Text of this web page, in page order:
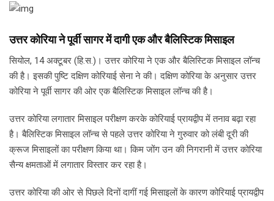
उत्तर कोरिया ने पूर्वी सागर में दागी एक और बैलिस्टिक मिसाइल
सियोल, 14 अक्टूबर (हि.स.)। उत्तर कोरिया ने एक और बैलिस्टिक मिसाइल लॉन्च
की है। इसकी पुष्टि दक्षिण कोरियाई सेना ने की। दक्षिण कोरिया के अनुसार उत्तर
कोरिया ने पूर्वी सागर की ओर एक बैलिस्टिक मिसाइल लॉन्च की है।
उत्तर कोरिया लगातार मिसाइल परीक्षण करके कोरियाई प्रायद्वीप में तनाव बढ़ा रहा
है। बैलिस्टिक मिसाइल लॉन्च से पहले उत्तर कोरिया ने गुरुवार को लंबी दूरी की
क्रूज मिसाइलों का परीक्षण किया था। किम जोंग उन की निगरानी में उत्तर कोरिया
सैन्य क्षमताओं में लगातार विस्तार कर रहा है।
उत्तर कोरिया की ओर से पिछले दिनों दागीं गई मिसाइलों के कारण कोरियाई प्रायद्वीप